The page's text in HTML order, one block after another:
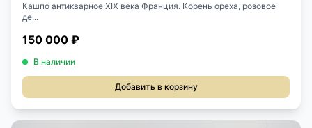
Кашпо антикварное XIX века Франция. Корень ореха, розовое
де...
150 000 ₽
В наличии
Добавить в корзину